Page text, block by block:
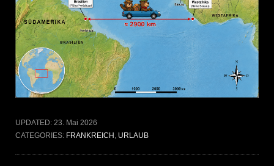
UPDATED: 23. Mai 2026
CATEGORIES: FRANKREICH URLAUB